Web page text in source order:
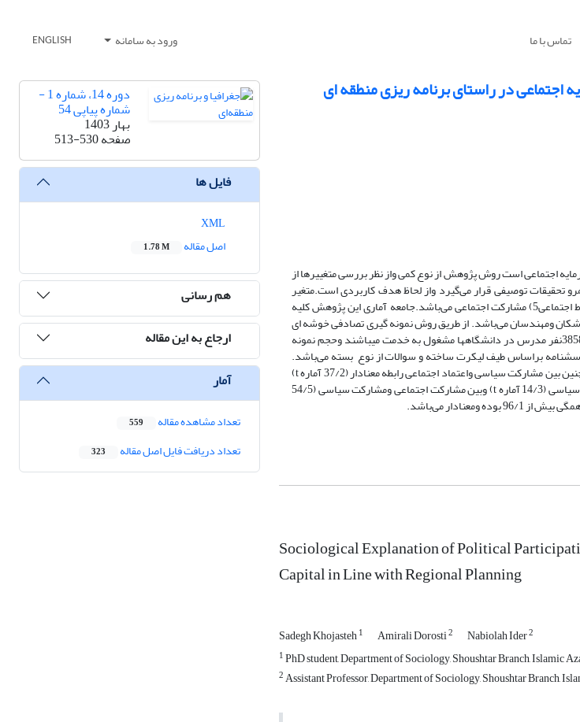
تماس با ما ورود به سامانه ENGLISH
در راستای برنامه ریزی منطقه ای
اجتماعی است روش پژوهش از نوع کمی واز نظر بررسی متغییرها از
تحقیقات توصیفی قرار می‌گیرد واز لحاظ هدف کاربردی است.متغیر
وابسته مشارکت سیاسی ومتغییر مستقل آن 1) سرمایه اجتماعی 2) آگاهی اجتماعی3) اعتماد اجتماعی4) ارتباط اجتماعی5) مشارکت اجتماعی می‌باشد.جامعه آماری این پژوهش کلیه
ومهندسان می‌باشد. از طریق روش نمونه گیری تصادفی خوشه ای
مدرسان دانشگاههاانتخاب که با توجه به آماراخذشده ازواحد نیروی انسانی مراکز آموزشی عالی دانشگاهها 3858نفر مدرس در دانشگاهها مشغول به خدمت میباشند وحجم نمونه
است.پرسشنامه براساس طیف لیکرت ساخته و سوالات از نوع بسته می‌باشد.
وبراساس آزمون فرضیات بین مشارکت سیاسی وسرمایه اجتماعی رابطه معنادار (91/7 آماره t) وجود دارد همچنین بین مشارکت سیاسی واعتماد اجتماعی رابطه معنادار (37/2 آماره t)
وجودداردوبین آگاهی اجتماعی ومشارکت سیاسی رابطه معنادار (22/3 آماره t) وبین ارتباط اجتماعی ومشارکت سیاسی (14/3 آماره t) وبین مشارکت اجتماعی ومشارکت سیاسی (54/5
Sociological Explanation of Political
Capital in Line with Regional Planning
Sadegh Khojasteh1 Amirali Dorosti2 Nabiolah Ider2
1PhD student, Department of Sociology, Shoushtar Branch, Islamic
2Assistant Professor, Department of Sociology, Shoushtar Branch,
دوره 14، شماره 1 -
شماره پیاپی 54
بهار 1403
صفحه513-530
فایل ها
اصل مقاله
1.78 M
هم رسانی
ارجاع به این مقاله
آمار
تعداد مشاهده مقاله 559
تعداد دریافت فایل اصل مقاله 323